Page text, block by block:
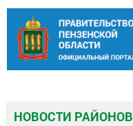
НОВОСТИ РАЙОНОВ